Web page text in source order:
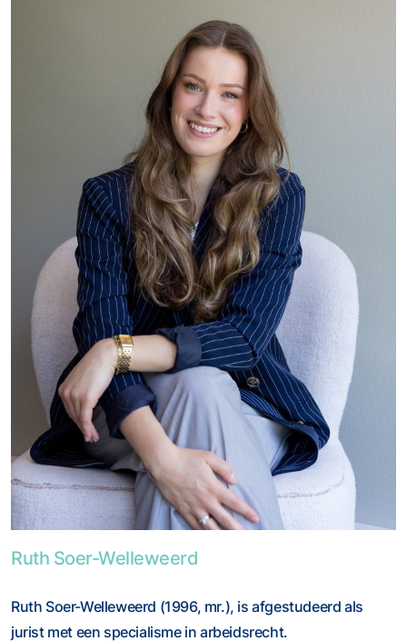
Ruth Soer-Welleweerd
Ruth Soer-Welleweerd (1996, mr.), is afgestudeerd als
jurist met een specialisme in arbeidsrecht.